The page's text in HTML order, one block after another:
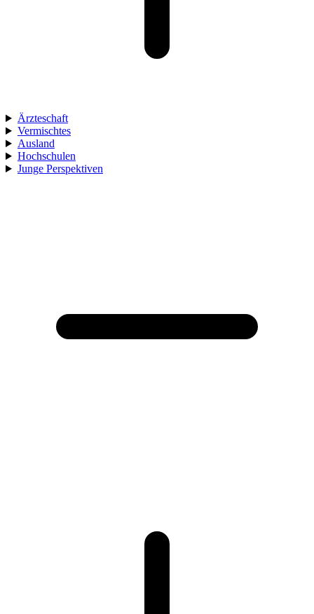
Ärzteschaft
Vermischtes
Ausland
Hochschulen
Junge Perspektiven